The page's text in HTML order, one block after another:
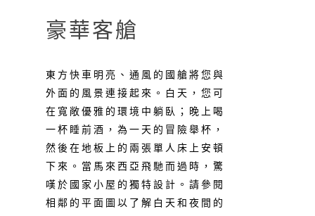
豪華客艙
東方快車明亮、通風的國艙將您與
外面的風景連接起來。白天，您可
在寬敞優雅的環境中躺臥；晚上喝
一杯睡前酒，為一天的冒險舉杯，
然後在地板上的兩張單人床上安頓
下來。當馬來西亞飛馳而過時，驚
嘆於國家小屋的獨特設計。請參閱
相鄰的平面圖以了解白天和夜間的